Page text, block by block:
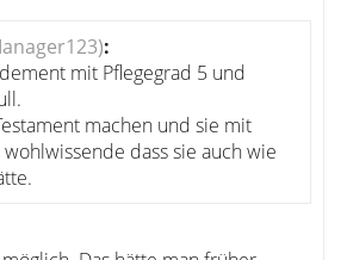
:
mit Pflegegrad 5 und
machen und sie mit
dass sie auch wie